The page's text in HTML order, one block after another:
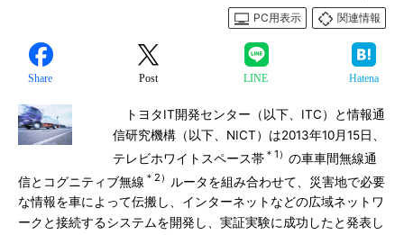
PC用表示
関連情報
Share Post LINE Hatena
トヨタIT開発センター（以下、ITC）と情報通
信研究機構（以下、NICT）は2013年10月15日、
テレビホワイトスペース帯 ＊1） の車車間無線通
信とコグニティブ無線 ＊2）
ルータを組み合わせて、災害地で必要
な情報を車によって伝搬し、インターネットなどの広域ネットワ
ークと接続するシステムを開発し、実証実験に成功したと発表し